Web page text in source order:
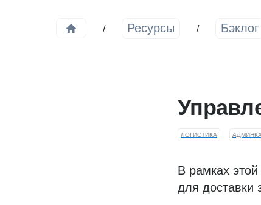
Ресурсы Бэклог
ЛОГИСТИКА АДМИНКА
В рамках
для доставки